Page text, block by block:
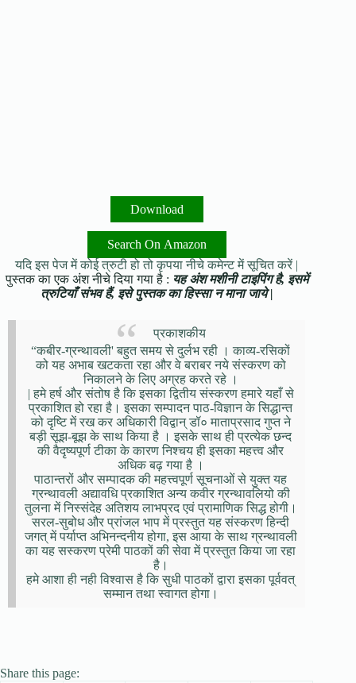
Download
Search On Amazon
यदि इस पेज में कोई त्रुटी हो तो कृपया नीचे कमेन्ट में सूचित करें |
पुस्तक का एक अंश नीचे दिया गया है : यह अंश मशीनी टाइपिंग है, इसमें
त्रुटियाँ संभव हैं, इसे पुस्तक का हिस्सा न माना जाये |
प्रकाशकीय
“कबीर-ग्रन्थावली' बहुत समय से दुर्लभ रही । काव्य-रसिकों
को यह अभाब खटकता रहा और वे बराबर नये संस्करण को
निकालने के लिए अग्रह करते रहे ।
| हमे हर्ष और संतोष है कि इसका द्वितीय संस्करण हमारे यहाँ से
प्रकाशित हो रहा है। इसका सम्पादन पाठ-विज्ञान के सिद्धान्त
को दृष्टि में रख कर अधिकारी विद्वान् डॉ० माताप्रसाद गुप्त ने
बड़ी सूझ-बूझ के साथ किया है । इसके साथ ही प्रत्येक छन्द
की वैदृष्यपूर्ण टीका के कारण निश्चय ही इसका महत्त्व और
अधिक बढ़ गया है ।
पाठान्तरों और सम्पादक की महत्त्वपूर्ण सूचनाओं से युक्त यह
ग्रन्थावली अद्यावधि प्रकाशित अन्य कवीर ग्रन्थावलियो की
तुलना में निस्संदेह अतिशय लाभप्रद एवं प्रामाणिक सिद्ध होगी।
सरल-सुबोध और प्रांजल भाप में प्रस्तुत यह संस्करण हिन्दी
जगत् में पर्याप्त अभिनन्दनीय होगा, इस आया के साथ ग्रन्थावली
का यह सस्करण प्रेमी पाठकों की सेवा में प्रस्तुत किया जा रहा
है।
हमे आशा ही नही विश्वास है कि सुधी पाठकों द्वारा इसका पूर्ववत्
सम्मान तथा स्वागत होगा।
Share this page: